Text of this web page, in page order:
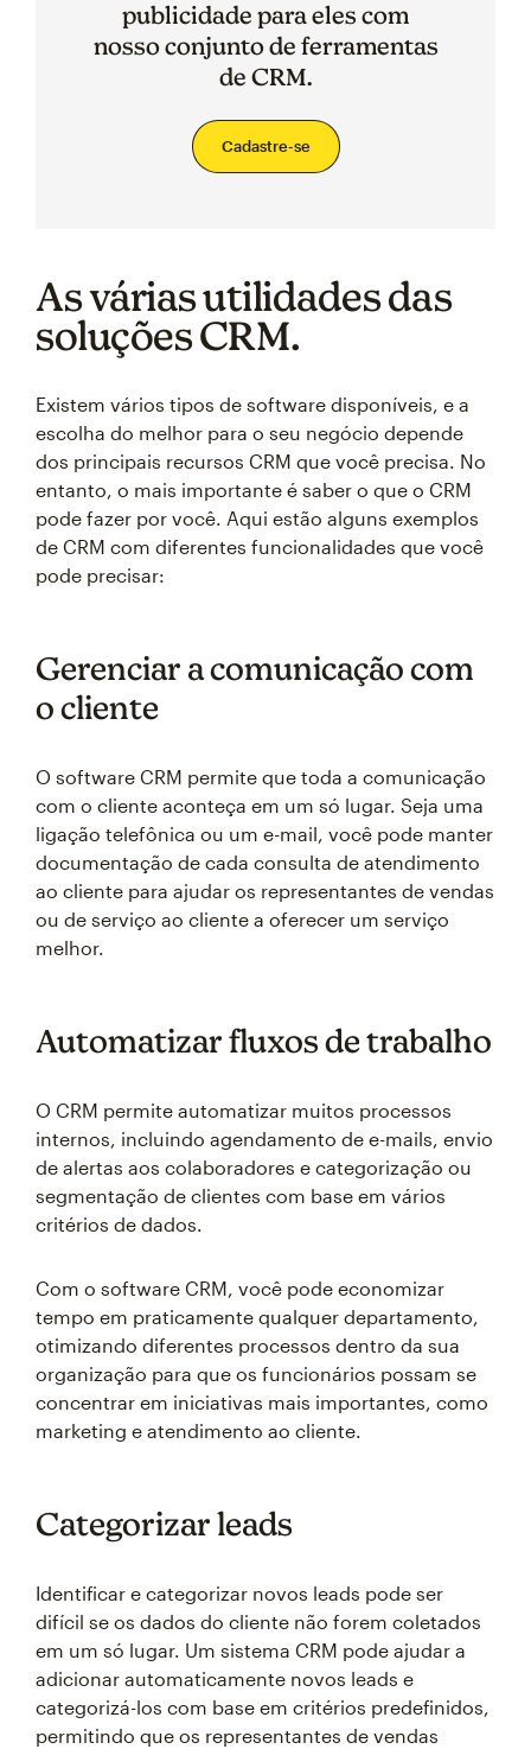
publicidade para eles com
nosso conjunto de ferramentas
de CRM.
Cadastre-se
As várias utilidades das
soluções CRM.
Existem vários tipos de software disponíveis, e a
escolha do melhor para o seu negócio depende
dos principais recursos CRM que você precisa. No
entanto, o mais importante é saber o que o CRM
pode fazer por você. Aqui estão alguns exemplos
de CRM com diferentes funcionalidades que você
pode precisar:
Gerenciar a comunicação com
o cliente
O software CRM permite que toda a comunicação
com o cliente aconteça em um só lugar. Seja uma
ligação telefônica ou um e-mail, você pode manter
documentação de cada consulta de atendimento
ao cliente para ajudar os representantes de vendas
ou de serviço ao cliente a oferecer um serviço
melhor.
Automatizar fluxos de trabalho
O CRM permite automatizar muitos processos
internos, incluindo agendamento de e-mails, envio
de alertas aos colaboradores e categorização ou
segmentação de clientes com base em vários
critérios de dados.
Com o software CRM, você pode economizar
tempo em praticamente qualquer departamento,
otimizando diferentes processos dentro da sua
organização para que os funcionários possam se
concentrar em iniciativas mais importantes, como
marketing e atendimento ao cliente.
Categorizar leads
Identificar e categorizar novos leads pode ser
difícil se os dados do cliente não forem coletados
em um só lugar. Um sistema CRM pode ajudar a
adicionar automaticamente novos leads e
categorizá-los com base em critérios predefinidos,
permitindo que os representantes de vendas